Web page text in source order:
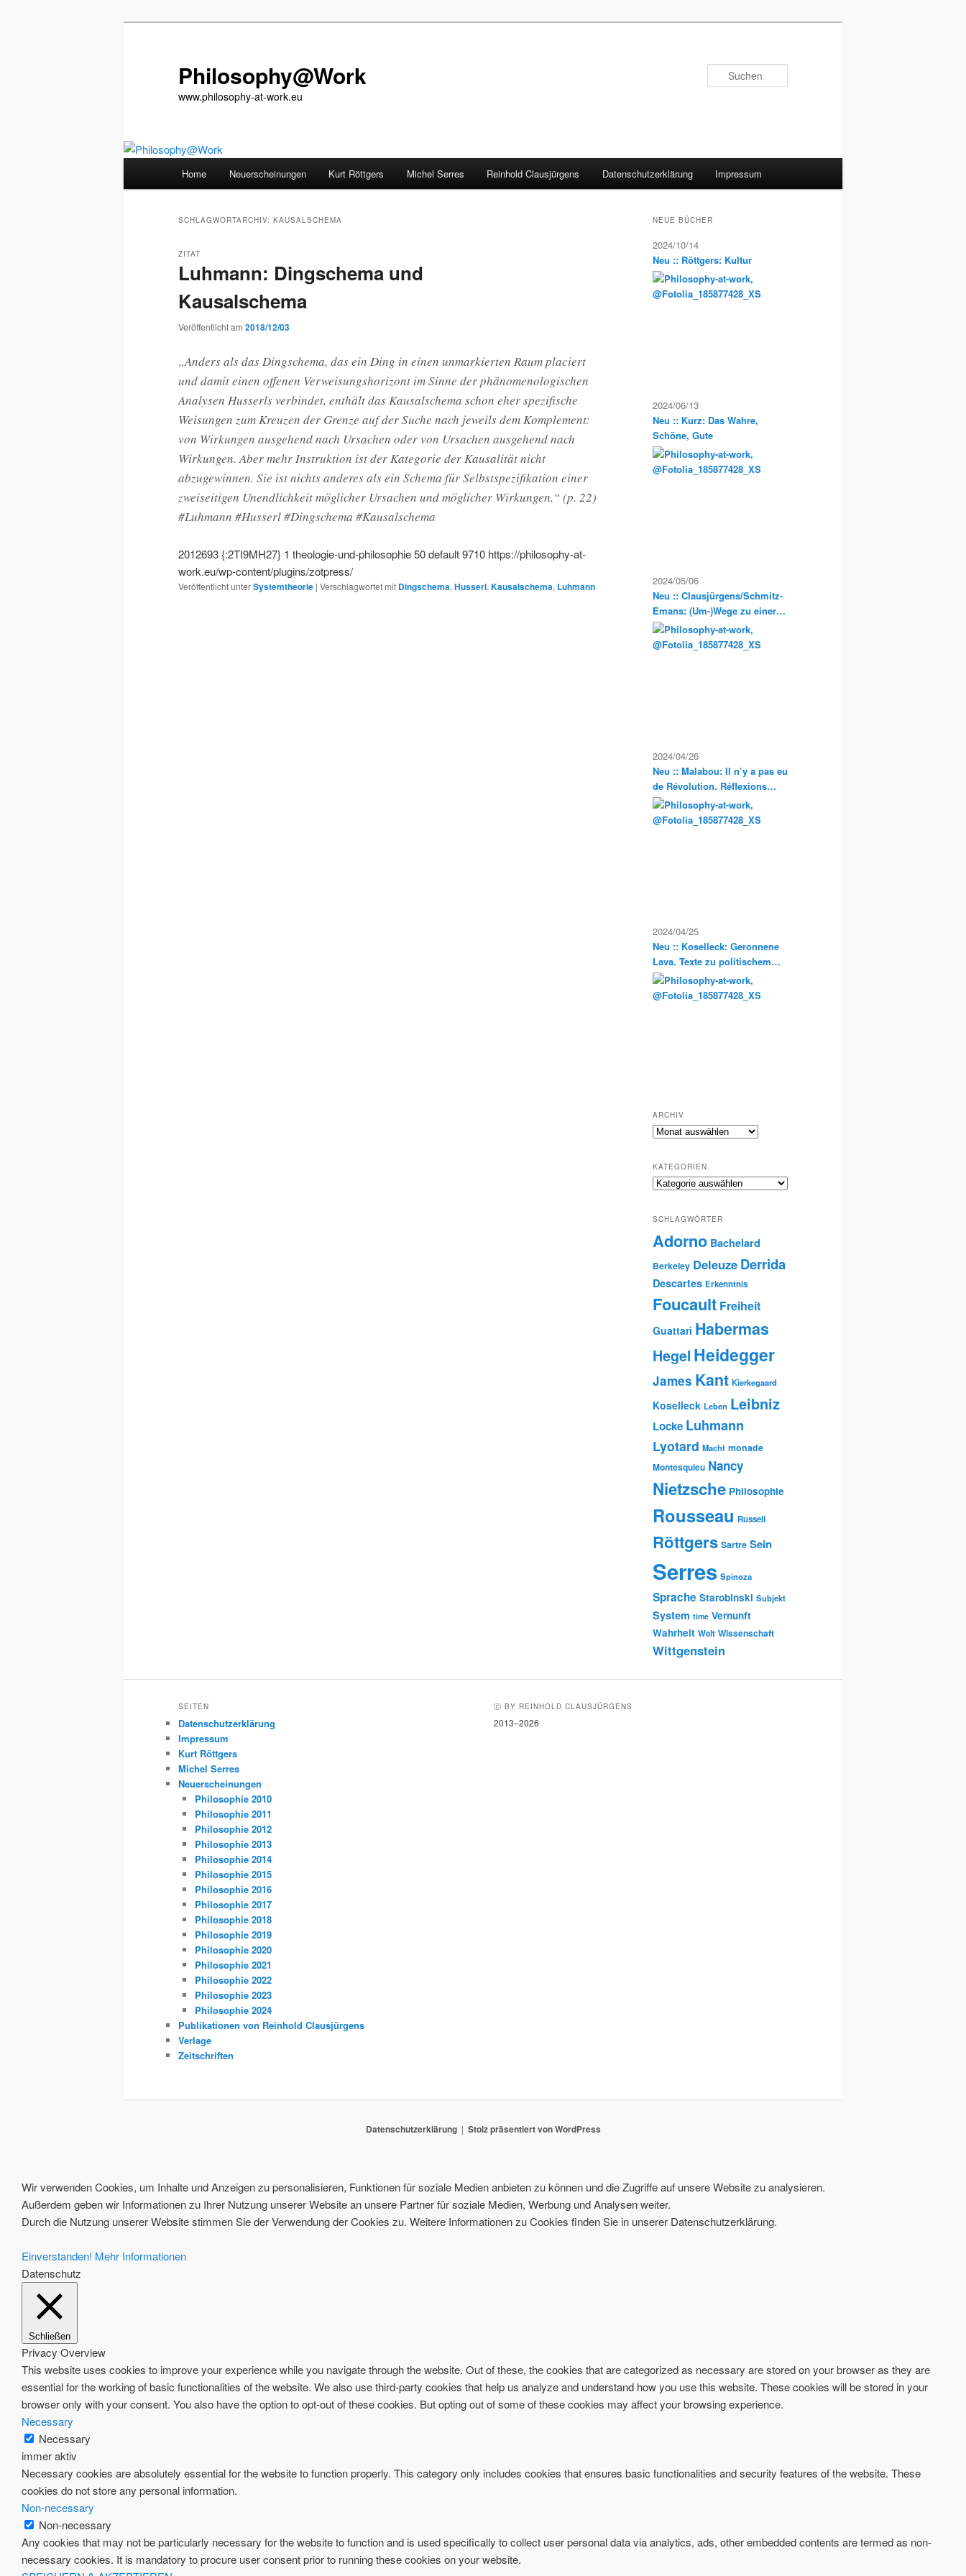
Philosophy@Work
www.philosophy-at-work.eu
Home Neuerscheinungen Kurt Röttgers Michel Serres Reinhold Clausjürgens Datenschutzerklärung Impressum
SCHLAGWORTARCHIV: KAUSALSCHEMA
Luhmann: Dingschema und
Kausalschema
ZITAT
Veröffentlicht am 2018/12/03
„Anders als das Dingschema, das ein Ding in einen unmarkierten Raum placiert
und damit einen offenen Verweisungshorizont im Sinne der phänomenologischen
Analysen Husserls verbindet, enthält das Kausalschema schon eher spezifische
Weisungen zum Kreuzen der Grenze auf der Suche nach jeweils dem Komplement:
von Wirkungen ausgehend nach Ursachen oder von Ursachen ausgehend nach
Wirkungen. Aber mehr Instruktion ist der Kategorie der Kausalität nicht
abzugewinnen. Sie ist nichts anderes als ein Schema für Selbstspezifikation einer
zweiseitigen Unendlichkeit möglicher Ursachen und möglicher Wirkungen.“ (p. 22)
#Luhmann #Husserl #Dingschema #Kausalschema
2012693{:2TI9MH27} 1 theologie-und-philosophie50default9710 https://philosophy-at-
work.eu/wp-content/plugins/zotpress/
Veröffentlicht unterSystemtheorie | Verschlagwortet mit Dingschema, Husserl, Kausalschema, Luhmann
NEUE BÜCHER
2024/10/14
Neu :: Röttgers: Kultur
2024/06/13
Neu :: Kurz: Das Wahre,
Schöne, Gute
2024/05/06
Neu :: Clausjürgens/Schmitz-
Emans: (Um-)Wege zu einer
Sozialphilosophie der
Postmoderne. Philosophische
2024/04/26
Neu :: Malabou: Il n’y a pas eu
de Révolution. Réflexions
anarchistes sur la propriété et
la condition servile en France
2024/04/25
Neu :: Koselleck: Geronnene
Lava. Texte zu politischem
Totenkult und Erinnerung
ARCHIV
Archiv
KATEGORIEN
Kategorien
SCHLAGWÖRTER
Adorno Bachelard
Berkeley Deleuze Derrida
Descartes Erkenntnis
Foucault Freiheit
Guattari Habermas
Hegel Heidegger
James Kant Kierkegaard
Koselleck Leben Leibniz
Locke Luhmann
Lyotard Macht monade
Montesquieu Nancy
Nietzsche Philosophie
Rousseau Russell
Röttgers Sartre Sein
Serres Spinoza
Sprache Starobinski Subjekt
System time Vernunft
Wahrheit Welt Wissenschaft
Wittgenstein
SEITEN
Datenschutzerklärung
Impressum
Kurt Röttgers
Michel Serres
Neuerscheinungen
Philosophie 2010
Philosophie 2011
Philosophie 2012
Philosophie 2013
Philosophie 2014
Philosophie 2015
Philosophie 2016
Philosophie 2017
Philosophie 2018
Philosophie 2019
Philosophie 2020
Philosophie 2021
Philosophie 2022
Philosophie 2023
Philosophie 2024
Publikationen von Reinhold Clausjürgens
Verlage
Zeitschriften
Ⓒ BY REINHOLD CLAUSJÜRGENS
2013–2026
Datenschutzerklärung Stolz präsentiert von WordPress
Wir verwenden Cookies, um Inhalte und Anzeigen zu personalisieren, Funktionen für soziale Medien anbieten zu können und die Zugriffe auf unsere Website zu analysieren.
Außerdem geben wir Informationen zu Ihrer Nutzung unserer Website an unsere Partner für soziale Medien, Werbung und Analysen weiter.
Durch die Nutzung unserer Website stimmen Sie der Verwendung der Cookies zu. Weitere Informationen zu Cookies finden Sie in unserer Datenschutzerklärung.
Einverstanden! Mehr Informationen
Datenschutz
Schließen
Privacy Overview
This website uses cookies to improve your experience while you navigate through the website. Out of these, the cookies that are categorized as necessary are stored on your browser as they are
essential for the working of basic functionalities of the website. We also use third-party cookies that help us analyze and understand how you use this website. These cookies will be stored in your
browser only with your consent. You also have the option to opt-out of these cookies. But opting out of some of these cookies may affect your browsing experience.
Necessary
Necessary
immer aktiv
Necessary cookies are absolutely essential for the website to function properly. This category only includes cookies that ensures basic functionalities and security features of the website. These
cookies do not store any personal information.
Non-necessary
Non-necessary
Any cookies that may not be particularly necessary for the website to function and is used specifically to collect user personal data via analytics, ads, other embedded contents are termed as non-
necessary cookies. It is mandatory to procure user consent prior to running these cookies on your website.